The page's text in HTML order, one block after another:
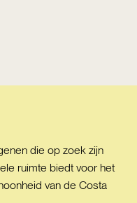
die op zoek zijn
ruimte biedt voor het
van de Costa